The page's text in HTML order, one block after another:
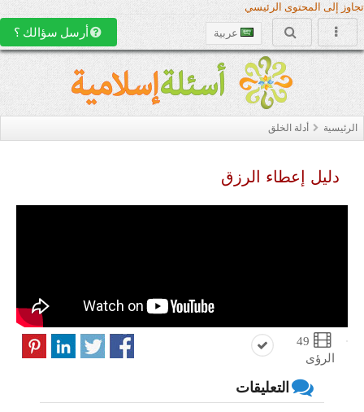
تجاوز إلى المحتوى الرئيسي
عربية أرسل سؤالك ؟
الرئيسية أدلة الخلق
دليل إعطاء الرزق
الرؤى
التعليقات